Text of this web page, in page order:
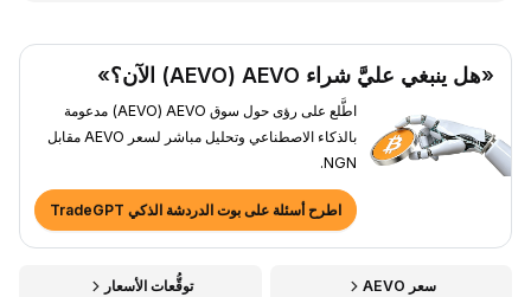
«هل ينبغي عليَّ شراء AEVO ‏(AEVO) الآن؟»
اطَّلع على رؤى حول سوق AEVO ‏(AEVO) مدعومة
بالذكاء الاصطناعي وتحليل مباشر لسعر AEVO مقابل
NGN.
اطرح أسئلة على بوت الدردشة الذكي TradeGPT
سعر AEVO توقُّعات الأسعار